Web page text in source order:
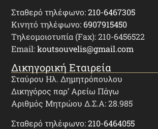
Σταθερό τηλέφωνο:210-6467305
Κινητό τηλέφωνο: 6907915450
Τηλεομοιοτυπία (Fax): 210-6456522
Email:koutsouvelis@gmail.com
Δικηγορική Εταιρεία
Σταύρου Ηλ. Δημητρόπουλου
Δικηγόρος παρ’ Αρείω Πάγω
Αριθμός Μητρώου Δ.Σ.Α: 28.985
Σταθερό τηλέφωνο:210-6464055